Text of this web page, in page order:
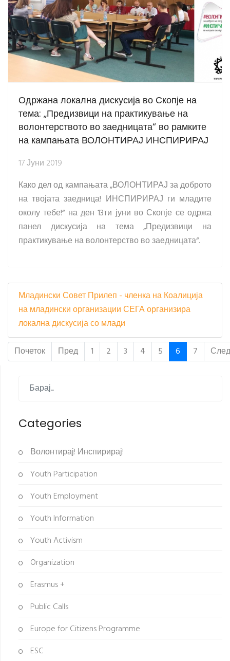
Одржана локална дискусија во Скопје на
тема: „Предизвици на практикување на
волонтерството во заедницата“ во рамките
на кампањата ВОЛОНТИРАЈ ИНСПИРИРАЈ
17 Јуни 2019
Како дел од кампањата „ВОЛОНТИРАЈ за доброто
на твојата заедница! ИНСПИРИРАЈ ги младите
околу тебе!“ на ден 13ти јуни во Скопје се одржа
панел дискусија на тема „Предизвици на
практикување на волонтерство во заедницата“.
Младински Совет Прилеп - членка на Коалиција
на младински организации СЕГА организира
локална дискусија со млади
Почеток Пред 1 2 3 4 5 6 7
Categories
Волонтирај! Инспирирај!
Youth Participation
Youth Employment
Youth Information
Youth Activism
Organization
Erasmus +
Public Calls
Europe for Citizens Programme
ESC